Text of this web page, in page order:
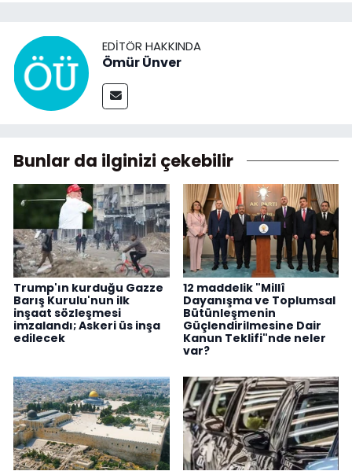
EDITÖR HAKKINDA
Ömür Ünver
Bunlar da ilginizi çekebilir
Trump'ın kurduğu Gazze
Barış Kurulu'nun ilk
inşaat sözleşmesi
imzalandı; Askeri üs inşa
edilecek
12 maddelik "Millî
Dayanışma ve Toplumsal
Bütünleşmenin
Güçlendirilmesine Dair
Kanun Teklifi"nde neler
var?